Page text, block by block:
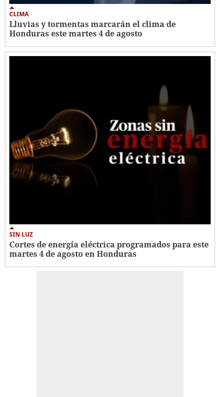
CLIMA
Lluvias y tormentas marcarán el clima de
Honduras este martes 4 de agosto
SIN LUZ
Cortes de energía eléctrica programados para este
martes 4 de agosto en Honduras